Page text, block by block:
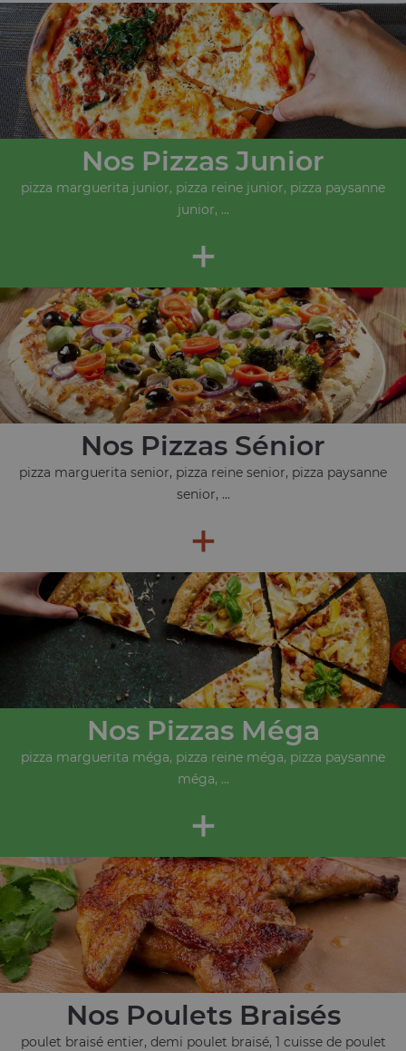
Nos Pizzas Junior
pizza marguerita junior, pizza reine junior, pizza paysanne
junior, ...
+
Nos Pizzas Sénior
pizza marguerita senior, pizza reine senior, pizza paysanne
senior, ...
+
Nos Pizzas Méga
pizza marguerita méga, pizza reine méga, pizza paysanne
méga, ...
+
Nos Poulets Braisés
poulet braisé entier, demi poulet braisé, 1 cuisse de poulet